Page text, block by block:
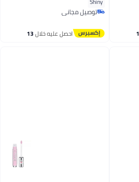
توصيل مجاني
توصيل مجاني
احصل عليه خلال13